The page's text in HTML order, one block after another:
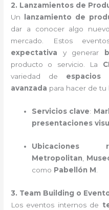
2. Lanzamientos de
Un
lanzamiento de
dar a conocer algo
mercado. Estos
expectativa y generar
producto o servicio. La
variedad de espacios
avanzada para hacer de tu
Servicios clave:
presentaciones
Ubicaciones
Metropolitan
como Pabellón M
3. Team Building o
Los eventos internos de